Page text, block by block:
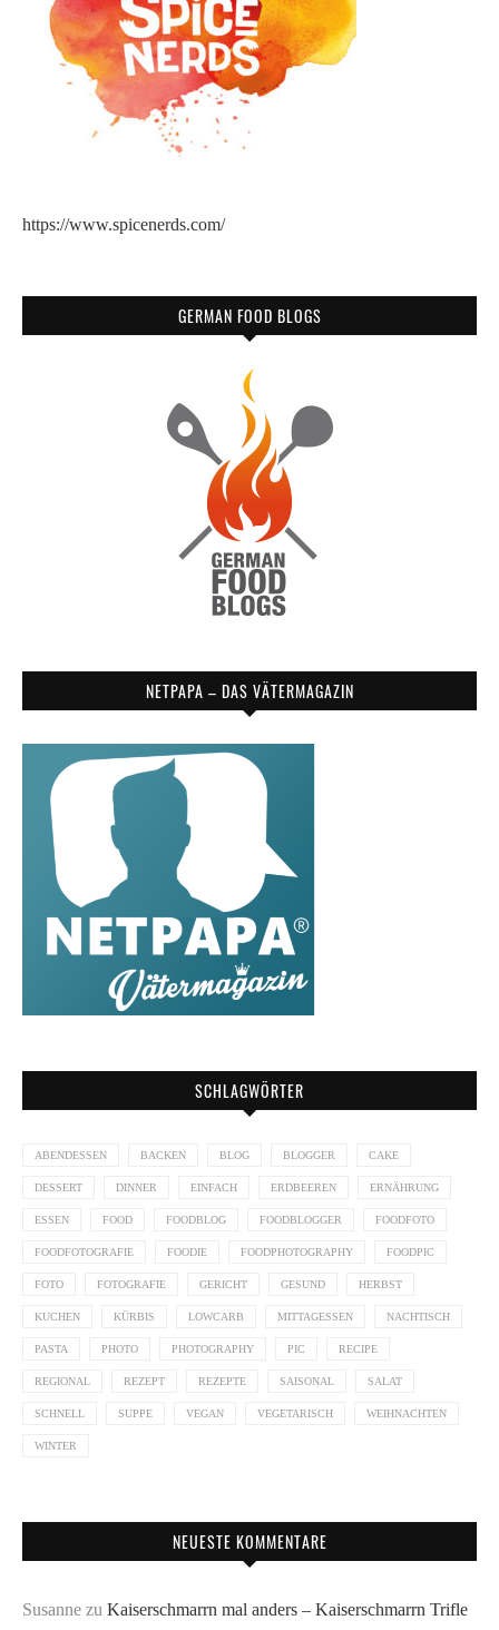
https://www.spicenerds.com/
GERMAN FOOD BLOGS
NETPAPA – DAS VÄTERMAGAZIN
SCHLAGWÖRTER
ABENDESSEN BACKEN BLOG BLOGGER CAKE
DESSERT DINNER EINFACH ERDBEEREN ERNÄHRUNG
ESSEN FOOD FOODBLOG FOODBLOGGER FOODFOTO
FOODFOTOGRAFIE FOODIE FOODPHOTOGRAPHY FOODPIC
FOTO FOTOGRAFIE GERICHT GESUND HERBST
KUCHEN KÜRBIS LOWCARB MITTAGESSEN NACHTISCH
PASTA PHOTO PHOTOGRAPHY PIC RECIPE
REGIONAL REZEPT REZEPTE SAISONAL SALAT
SCHNELL SUPPE VEGAN VEGETARISCH WEIHNACHTEN
WINTER
NEUESTE KOMMENTARE
Susanne zu Kaiserschmarrn mal anders – Kaiserschmarrn Trifle